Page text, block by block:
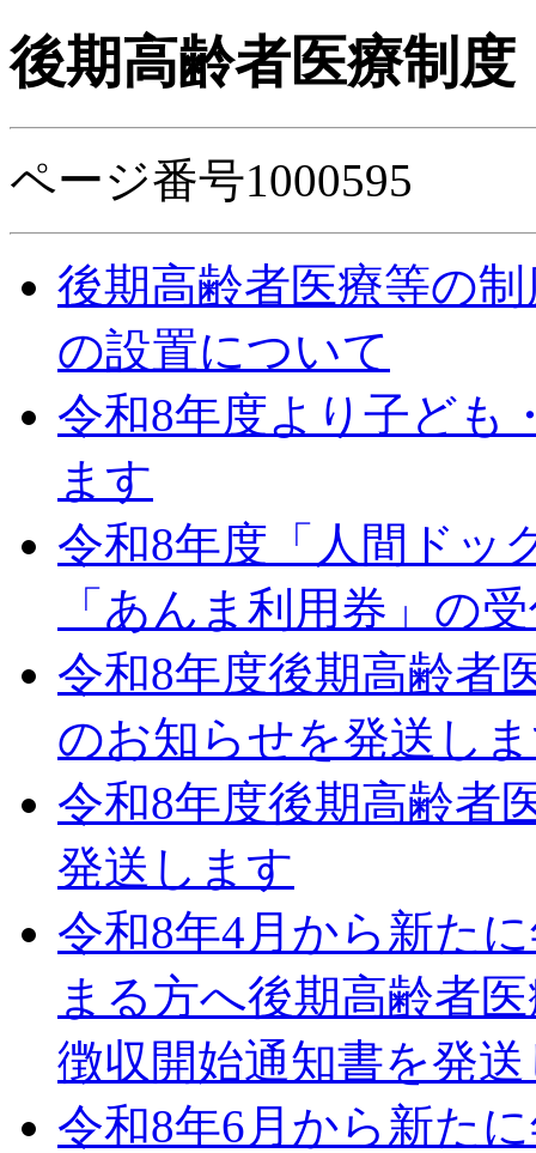
後期高齢者医療制度
ページ番号1000595
後期高齢者医療等の
の設置について
令和8年度より子ども
ます
令和8年度「人間ドッ
「あんま利用券」の
令和8年度後期高齢者
のお知らせを発送し
令和8年度後期高齢者
発送します
令和8年4月から新た
まる方へ後期高齢者
徴収開始通知書を発
令和8年6月から新た